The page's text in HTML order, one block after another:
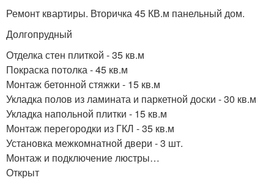
Ремонт квартиры. Вторичка 45 КВ.м панельный дом.
Долгопрудный
Отделка стен плиткой - 35 кв.м
Покраска потолка - 45 кв.м
Монтаж бетонной стяжки - 15 кв.м
Укладка полов из ламината и паркетной доски - 30 кв.м
Укладка напольной плитки - 15 кв.м
Монтаж перегородки из ГКЛ - 35 кв.м
Установка межкомнатной двери - 3 шт.
Монтаж и подключение люстры…
Открыт